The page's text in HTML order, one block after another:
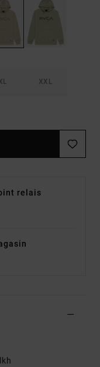
XXL
relais
lkh